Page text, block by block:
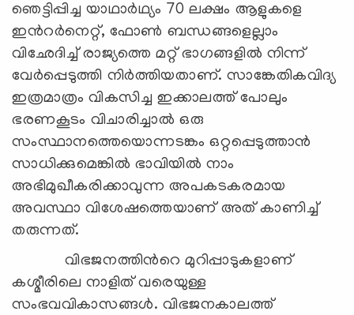
ഞെട്ടിപ്പിച്ച യാഥാര്‍ഥ്യം 70 ലക്ഷം ആളുകളെ
ഇന്‍റര്‍നെറ്റ്, ഫോണ്‍ ബന്ധങ്ങളെല്ലാം
വിഛേദിച്ച് രാജ്യത്തെ മറ്റ് ഭാഗങ്ങളില്‍ നിന്ന്
വേര്‍പ്പെടുത്തി നിര്‍ത്തിയതാണ്. സാങ്കേതികവിദ്യ
ഇത്രമാത്രം വികസിച്ച ഇക്കാലത്ത് പോലും
ഭരണകൂടം വിചാരിച്ചാല്‍ ഒരു
സംസ്ഥാനത്തെയൊന്നടങ്കം ഒറ്റപ്പെടുത്താന്‍
സാധിക്കുമെങ്കില്‍ ഭാവിയില്‍ നാം
അഭിമുഖീകരിക്കാവുന്ന അപകടകരമായ
അവസ്ഥാ വിശേഷത്തെയാണ് അത് കാണിച്ച്
തരുന്നത്.
വിഭജനത്തിന്‍റെ മുറിപ്പാടുകളാണ്
കശ്മീരിലെ നാളിത് വരെയുള്ള
സംഭവവികാസങ്ങള്‍. വിഭജനകാലത്ത്